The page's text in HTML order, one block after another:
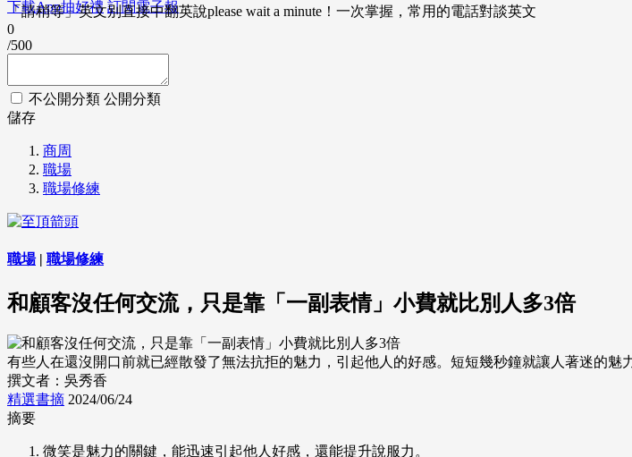
下載App抽好禮 訂閱電子報
「請稍等」英文別直接中翻英說please wait a minute！一次掌握，常用的電話對談英文
0
/500
不公開分類 公開分類
儲存
商周
職場
職場修練
職場| 職場修練
和顧客沒任何交流，只是靠「一副表情」小費就比別人多3倍
有些人在還沒開口前就已經散發了無法抗拒的魅力，引起他人的好感。短短幾秒鐘就讓人著迷的魅
撰文者：吳秀香
精選書摘 2024/06/24
摘要
微笑是魅力的關鍵，能迅速引起他人好感，還能提升說服力。